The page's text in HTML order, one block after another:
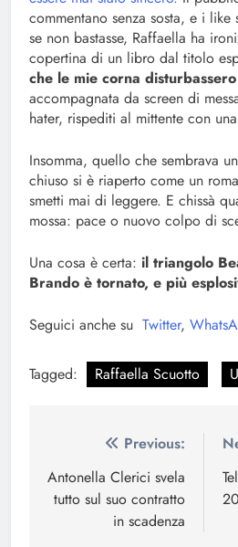
commentano senza sosta, e i
se non bastasse, Raffaella ha
copertina di un libro dal titolo
che le mie corna
accompagnata da screen di
hater, rispediti al mittente con
Insomma, quello che sembrava
chiuso si è riaperto come un
smetti mai di leggere. E chissà
mossa: pace o nuovo colpo di
Una cosa è certa: il triangolo
Brando è tornato, e più
Seguici anche su Twitter,
Tagged: Raffaella Scuotto
Navigazione
articoli
Previous:
Antonella Clerici svela
tutto sul suo contratto
in scadenza